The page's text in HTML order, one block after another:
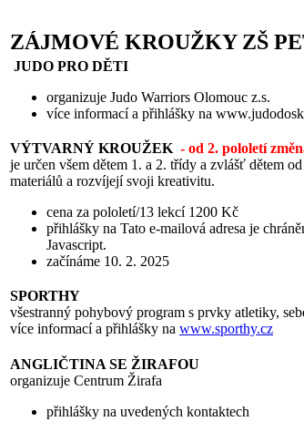
ZÁJMOVÉ KROUŽKY ZŠ
JUDO PRO DĚTI
organizuje Judo Warriors Olomouc z.s.
více informací a přihlášky na
VÝTVARNÝ KROUŽEK - od 2. pololetí
je určen všem dětem 1. a 2. třídy a zvlášť dětem
materiálů a rozvíjejí svoji kreativitu.
cena za pololetí/13 lekcí 1200 Kč
přihlášky na Tato e-mailová adresa je
Javascript.
začínáme 10. 2. 2025
SPORTHY
všestranný pohybový program s prvky atletiky,
více informací a přihlášky na www.sporthy.cz
ANGLIČTINA SE ŽIRAFOU
organizuje Centrum Žirafa
přihlášky na uvedených kontaktech